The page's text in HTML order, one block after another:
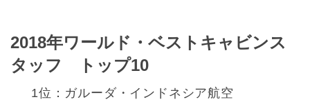
2018年ワールド・ベストキャビンス
タッフ トップ10
1位：ガルーダ・インドネシア航空